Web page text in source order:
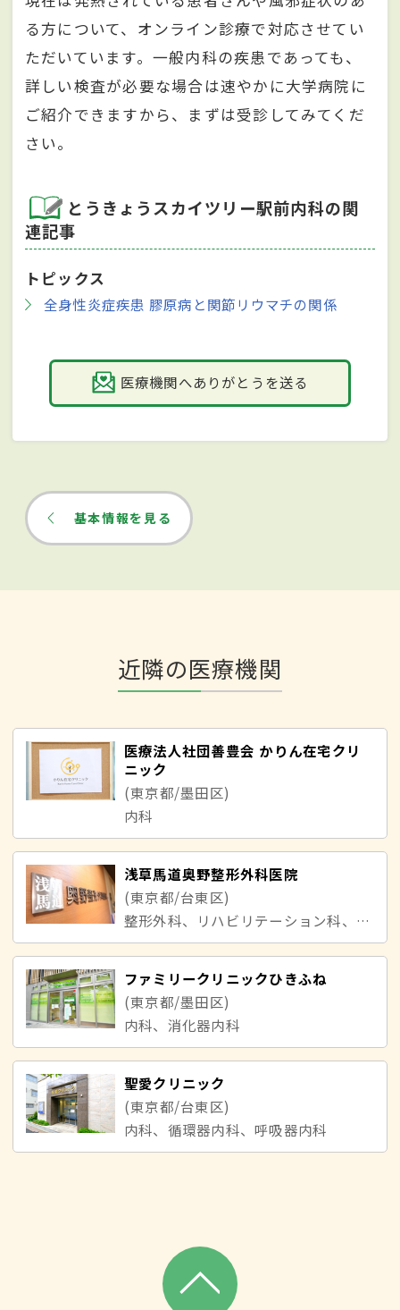
る方について、オンライン診療で対応させてい
ただいています。一般内科の疾患であっても、
詳しい検査が必要な場合は速やかに大学病院に
ご紹介できますから、まずは受診してみてくだ
さい。
とうきょうスカイツリー駅前内科の関
連記事
トピックス
全身性炎症疾患 膠原病と関節リウマチの関係
医療機関へありがとうを送る
基本情報を見る
近隣の医療機関
医療法人社団善豊会 かりん在宅クリ
ニック
(東京都/墨田区)
内科
浅草馬道奥野整形外科医院
(東京都/台東区)
整形外科、リハビリテーション科、内科
ファミリークリニックひきふね
(東京都/墨田区)
内科、消化器内科
聖愛クリニック
(東京都/台東区)
内科、循環器内科、呼吸器内科